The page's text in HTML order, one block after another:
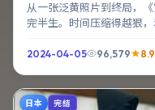
从一张泛黄照片到终局，
完半生。时间压缩得越狠，
2024-04-05 96,579 8.9
日本 完结